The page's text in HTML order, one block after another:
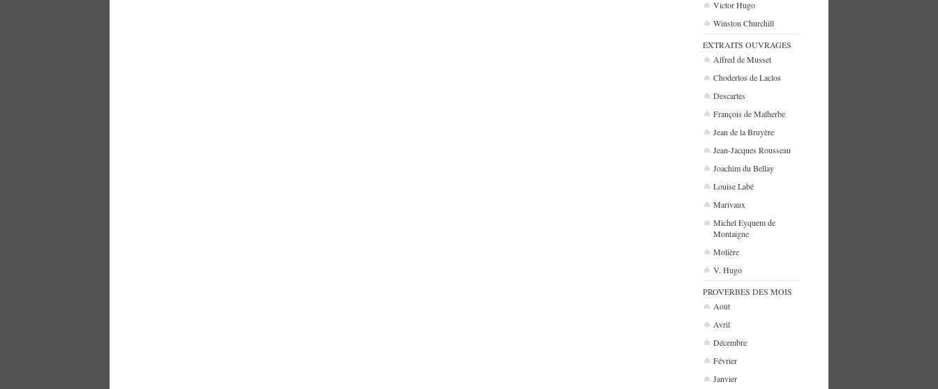
Victor Hugo
Winston Churchill
EXTRAITS OUVRAGES
Alfred de Musset
Choderlos de Laclos
Descartes
François de Malherbe
Jean de la Bruyère
Jean-Jacques Rousseau
Joachim du Bellay
Louise Labé
Marivaux
Michel Eyquem de
Montaigne
Molière
V. Hugo
PROVERBES DES MOIS
Août
Avril
Décembre
Février
Janvier